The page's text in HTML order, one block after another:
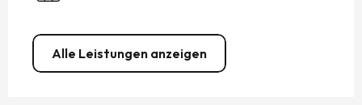
Alle Leistungen anzeigen